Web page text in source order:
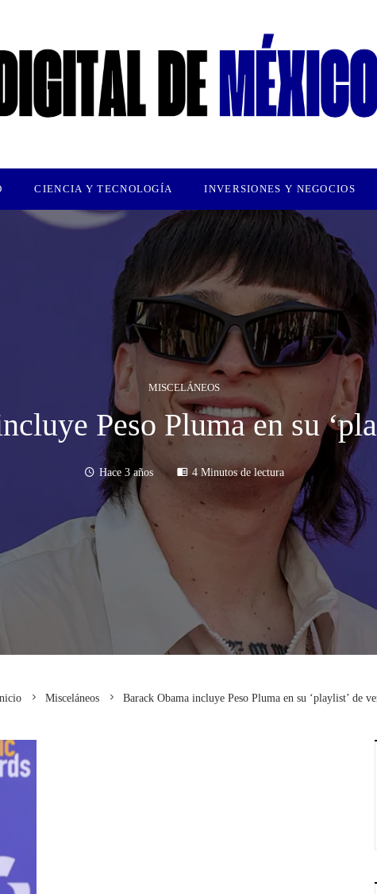
CIENCIA Y TECNOLOGÍA INVERSIONES Y NEGOCIOS
MISCELÁNEOS
Peso Pluma en su
Hace 3 años 4 Minutos de lectura
Misceláneos Barack Obama incluye Peso Pluma en su ‘playlist’ de